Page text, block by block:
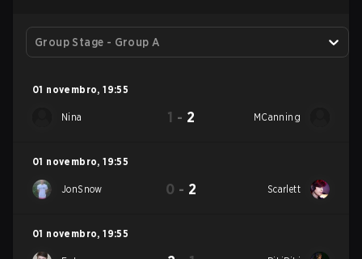
Group Stage - Group A
01 novembro, 19:55
Nina 1 - 2 MCanning
01 novembro, 19:55
JonSnow 0 - 2 Scarlett
01 novembro, 19:55